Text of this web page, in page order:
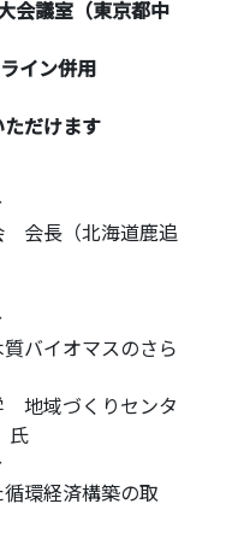
会議室（東京都中
ン併用
だけます
会長（北海道鹿追
バイオマスのさら
地域づくりセンタ
氏
環経済構築の取